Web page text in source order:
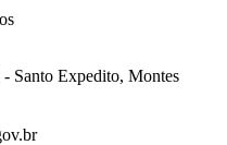
Santo Expedito, Montes